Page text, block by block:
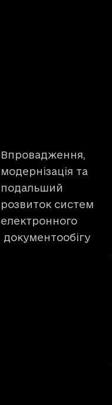
Впровадження,
модернізація та
подальший
розвиток систем
електронного
документообігу